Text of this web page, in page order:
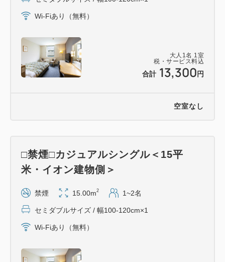
大人 1 名 1 室
税・サービス料込
合計 13,300 円
Wi-Fiあり（無料）
空室なし
□禁煙□カジュアルシングル＜15平
米・イオン建物側＞
禁煙 15.00m2 1~2名
セミダブルサイズ / 幅100-120cm×1
Wi-Fiあり（無料）